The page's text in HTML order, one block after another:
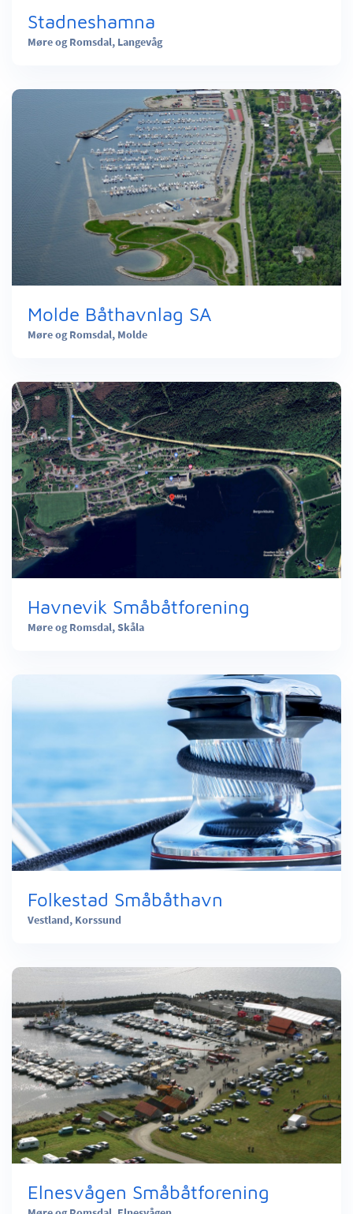
Stadneshamna
Møre og Romsdal, Langevåg
Molde Båthavnlag SA
Møre og Romsdal, Molde
Havnevik Småbåtforening
Møre og Romsdal,Skåla
Folkestad Småbåthavn
Vestland, Korssund
Elnesvågen Småbåtforening